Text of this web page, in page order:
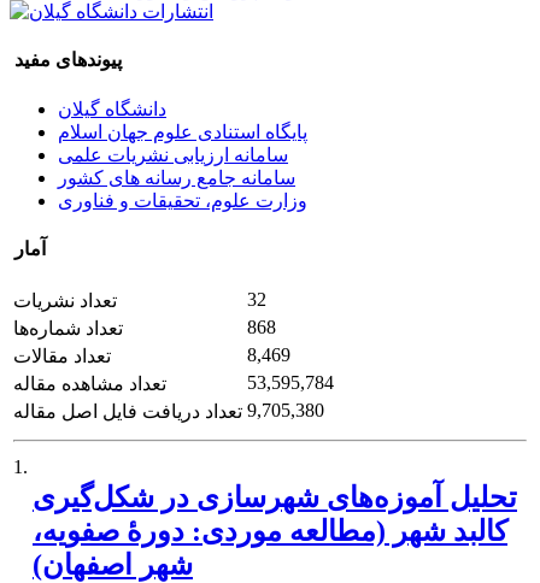
پیوندهای مفید
دانشگاه گیلان
پایگاه استنادی علوم جهان اسلام
سامانه ارزیابی نشریات علمی
سامانه جامع رسانه های کشور
وزارت علوم، تحقیقات و فناوری
آمار
تعداد نشریات
32
تعداد شماره‌ها
868
تعداد مقالات
8,469
تعداد مشاهده مقاله
53,595,784
تعداد دریافت فایل اصل مقاله 9,705,380
1.
تحلیل آموزه‌های شهرسازی در شکل‌گیری
کالبد شهر (مطالعه موردی: دورۀ صفویه،
شهر اصفهان)